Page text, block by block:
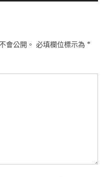
會公開。 必填欄位標示為 *